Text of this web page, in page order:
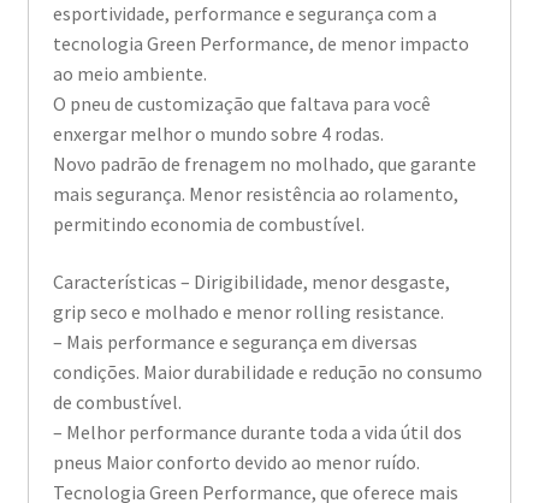
esportividade, performance e segurança com a
tecnologia Green Performance, de menor impacto
ao meio ambiente.
O pneu de customização que faltava para você
enxergar melhor o mundo sobre 4 rodas.
Novo padrão de frenagem no molhado, que garante
mais segurança. Menor resistência ao rolamento,
permitindo economia de combustível.
Características – Dirigibilidade, menor desgaste,
grip seco e molhado e menor rolling resistance.
– Mais performance e segurança em diversas
condições. Maior durabilidade e redução no consumo
de combustível.
– Melhor performance durante toda a vida útil dos
pneus Maior conforto devido ao menor ruído.
Tecnologia Green Performance, que oferece mais